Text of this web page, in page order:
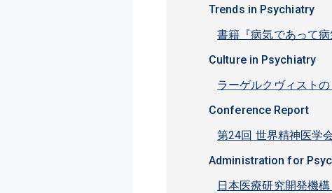
Trends in Psychiatry
書籍『病気であって
Culture in Psychiatry
ラーゲルクヴィスト
Conference Report
第24回 世界精神医学
Administration for
日本医療研究開発機